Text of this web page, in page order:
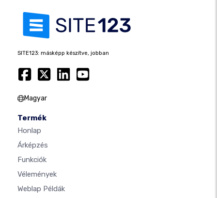
SITE123: másképp készítve, jobban
Magyar
Termék
Honlap
Árképzés
Funkciók
Vélemények
Weblap Példák